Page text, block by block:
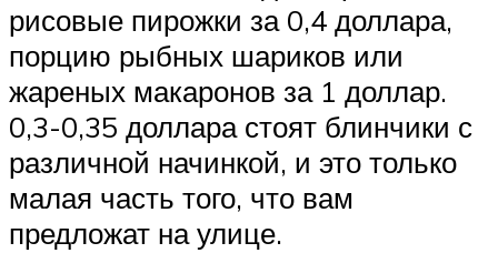
рисовые пирожки за 0,4 доллара,
порцию рыбных шариков или
жареных макаронов за 1 доллар.
0,3-0,35 доллара стоят блинчики с
различной начинкой, и это только
малая часть того, что вам
предложат на улице.